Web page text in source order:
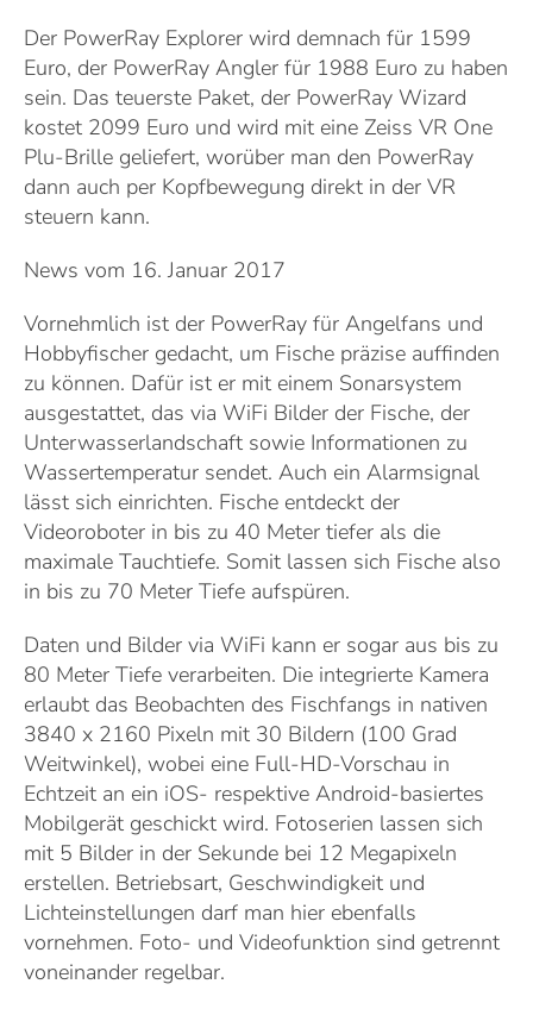
Der PowerRay Explorer wird demnach für 1599
Euro, der PowerRay Angler für 1988 Euro zu haben
sein. Das teuerste Paket, der PowerRay Wizard
kostet 2099 Euro und wird mit eine Zeiss VR One
Plu-Brille geliefert, worüber man den PowerRay
dann auch per Kopfbewegung direkt in der VR
steuern kann.
News vom 16. Januar 2017
Vornehmlich ist der PowerRay für Angelfans und
Hobbyfischer gedacht, um Fische präzise auffinden
zu können. Dafür ist er mit einem Sonarsystem
ausgestattet, das via WiFi Bilder der Fische, der
Unterwasserlandschaft sowie Informationen zu
Wassertemperatur sendet. Auch ein Alarmsignal
lässt sich einrichten. Fische entdeckt der
Videoroboter in bis zu 40 Meter tiefer als die
maximale Tauchtiefe. Somit lassen sich Fische also
in bis zu 70 Meter Tiefe aufspüren.
Daten und Bilder via WiFi kann er sogar aus bis zu
80 Meter Tiefe verarbeiten. Die integrierte Kamera
erlaubt das Beobachten des Fischfangs in nativen
3840 x 2160 Pixeln mit 30 Bildern (100 Grad
Weitwinkel), wobei eine Full-HD-Vorschau in
Echtzeit an ein iOS- respektive Android-basiertes
Mobilgerät geschickt wird. Fotoserien lassen sich
mit 5 Bilder in der Sekunde bei 12 Megapixeln
erstellen. Betriebsart, Geschwindigkeit und
Lichteinstellungen darf man hier ebenfalls
vornehmen. Foto- und Videofunktion sind getrennt
voneinander regelbar.